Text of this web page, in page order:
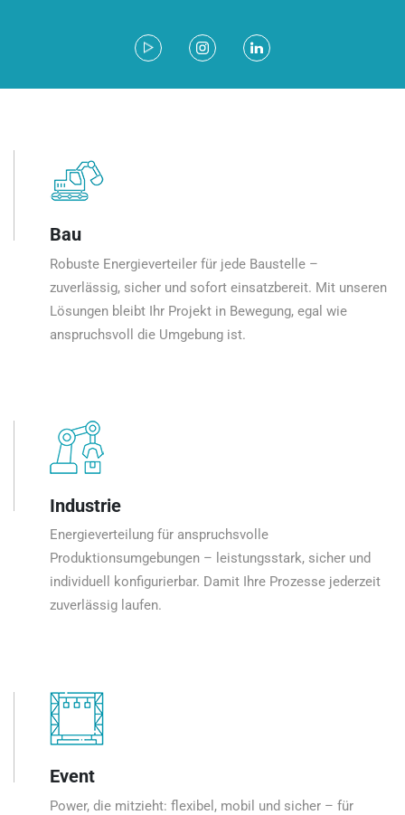
Bau
Robuste Energieverteiler für jede Baustelle –
zuverlässig, sicher und sofort einsatzbereit. Mit unseren
Lösungen bleibt Ihr Projekt in Bewegung, egal wie
anspruchsvoll die Umgebung ist.
Industrie
Energieverteilung für anspruchsvolle
Produktionsumgebungen – leistungsstark, sicher und
individuell konfigurierbar. Damit Ihre Prozesse jederzeit
zuverlässig laufen.
Event
Power, die mitzieht: flexibel, mobil und sicher – für